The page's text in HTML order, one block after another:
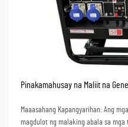
Pinakamahusay na Maliit na
Maaasahang Kapangyarihan: Ang
magdulot ng malaking abala sa mga